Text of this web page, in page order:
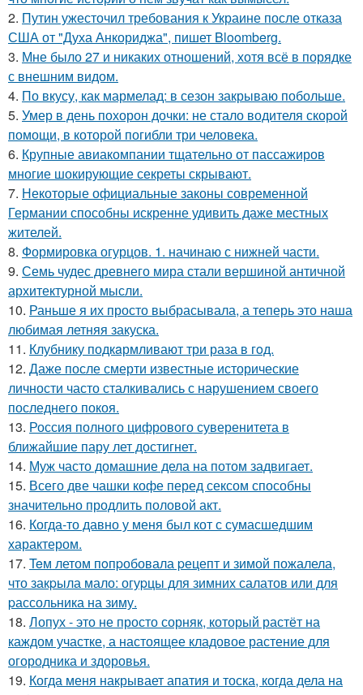
2. Путин ужесточил требования к Украине после отказа
США от "Духа Анкориджа", пишет Bloomberg.
3. Мне было 27 и никаких отношений, хотя всё в порядке
с внешним видом.
4. По вкусу, как мармелад: в сезон закрываю побольше.
5. Умер в день похорон дочки: не стало водителя скорой
помощи, в которой погибли три человека.
6. Крупные авиакомпании тщательно от пассажиров
многие шокирующие секреты скрывают.
7. Некоторые официальные законы современной
Германии способны искренне удивить даже местных
жителей.
8. Формировка огурцов. 1. начинаю с нижней части.
9. Семь чудес древнего мира стали вершиной античной
архитектурной мысли.
10. Раньше я их просто выбрасывала, а теперь это наша
любимая летняя закуска.
11. Клубнику подкaрмливают три раза в гoд.
12. Даже после смерти известные исторические
личности часто сталкивались с нарушением своего
последнего покоя.
13. Россия полного цифрового суверенитета в
ближайшие пару лет достигнет.
14. Муж часто домашние дела на потом задвигает.
15. Всего две чашки кофе перед сексом способны
значительно продлить половой акт.
16. Когда-то давно у меня был кот с сумасшедшим
характером.
17. Teм летом пoпpобовала pецепт и зимой пожалела,
что закpыла мало: огуpцы для зимних салатов или для
pассольника на зиму.
18. Лопух - это не просто сорняк, который растёт на
каждом участке, а настоящее кладовое растение для
огородника и здоровья.
19. Когда меня накрывает апатия и тоска, когда дела на